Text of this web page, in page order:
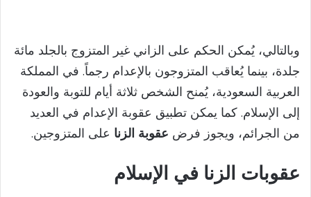
وبالتالي، يُمكن الحكم على الزاني غير المتزوج بالجلد مائة
جلدة، بينما يُعاقب المتزوجون بالإعدام رجماً. في المملكة
العربية السعودية، يُمنح الشخص ثلاثة أيام للتوبة والعودة
إلى الإسلام. كما يمكن تطبيق عقوبة الإعدام في العديد
من الجرائم، ويجوز فرض عقوبة الزنا على المتزوجين.
عقوبات الزنا في الإسلام